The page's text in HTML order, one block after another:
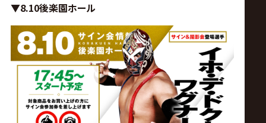
▼8.10後楽園ホール